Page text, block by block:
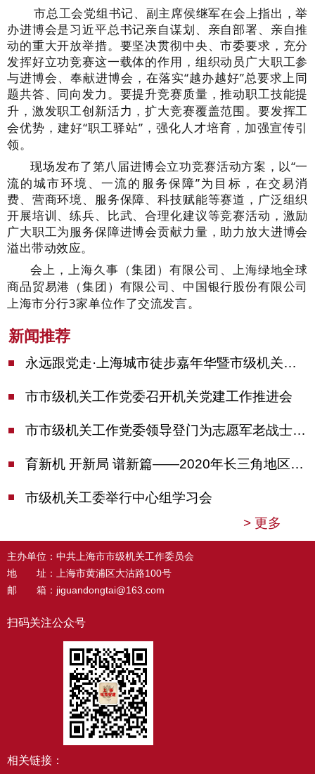
市总工会党组书记、副主席侯继军在会上指出，举
办进博会是习近平总书记亲自谋划、亲自部署、亲自推
动的重大开放举措。要坚决贯彻中央、市委要求，充分
发挥好立功竞赛这一载体的作用，组织动员广大职工参
与进博会、奉献进博会，在落实“越办越好”总要求上同
题共答、同向发力。要提升竞赛质量 ，推动职工技能提
升，激发职工创新活力，扩大竞赛覆盖范围。要发挥工
会优势，建好“职工驿站”，强化人才培育，加强宣传引
领。
现场发布了第八届进博会立功竞赛活动方案，以“一
流的城市环境、一流的服务保障”为目标，在交易消
费、营商环境、服务保障、科技赋能等赛道，广泛组织
开展培训、练兵、比武、合理化建议等竞赛活动，激励
广大职工为服务保障进博会贡献力量，助力放大进博会
溢出带动效应。
会上，上海久事（集团）有限公司、上海绿地全球
商品贸易港（集团）有限公司、中国银行股份有限公司
上海市分行3家单位作了交流发言。
新闻推荐
永远跟党走·上海城市徒步嘉年华暨市级机关运动会开幕
市市级机关工作党委召开机关党建工作推进会
市市级机关工作党委领导登门为志愿军老战士佩戴纪念章
育新机 开新局 谱新篇——2020年长三角地区机关党建工作研讨会在南京召开
市级机关工委举行中心组学习会
> 更多